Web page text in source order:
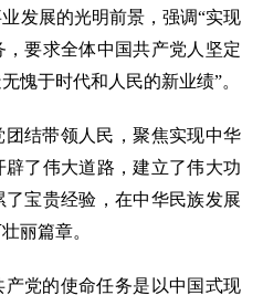
发展的光明前景，强调“实现
要求全体中国共产党人坚定
愧于时代和人民的新业绩”。
结带领人民，聚焦实现中华
了伟大道路，建立了伟大功
宝贵经验，在中华民族发展
丽篇章。
党的使命任务是以中国式现